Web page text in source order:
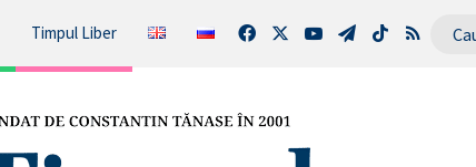
Timpul Liber FacebookYouTubeTelegram
TikTokRSS